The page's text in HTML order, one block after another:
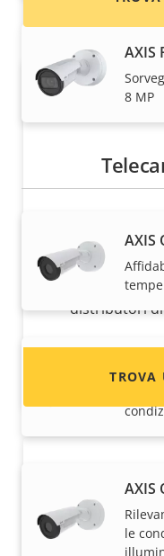
AXIS
8 MP
AXIS
AXIS
le
Sei
Trova le
distributori di
TROVA